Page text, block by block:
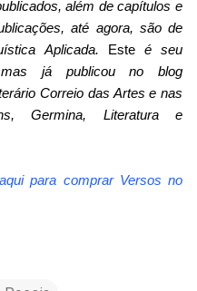
além de capítulos e
até agora, são de
Aplicada. Este é seu
já publicou no blog
Correio das Artes e nas
Germina, Literatura e
para comprar Versos no